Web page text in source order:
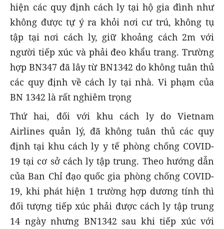
hiện các quy định cách ly tại hộ gia đình như
không được tự ý ra khỏi nơi cư trú, không tụ
tập tại nơi cách ly, giữ khoảng cách 2m với
người tiếp xúc và phải đeo khẩu trang. Trường
hợp BN347 đã lây từ BN1342 do không tuân thủ
các quy định về cách ly tại nhà. Vi phạm của
BN 1342 là rất nghiêm trọng
Thứ hai, đối với khu cách ly do Vietnam
Airlines quản lý, đã không tuân thủ các quy
định tại khu cách ly y tế phòng chống COVID-
19 tại cơ sở cách ly tập trung. Theo hướng dẫn
của Ban Chỉ đạo quốc gia phòng chống COVID-
19, khi phát hiện 1 trường hợp dương tính thì
đối tượng tiếp xúc phải được cách ly tập trung
14 ngày nhưng BN1342 sau khi tiếp xúc với